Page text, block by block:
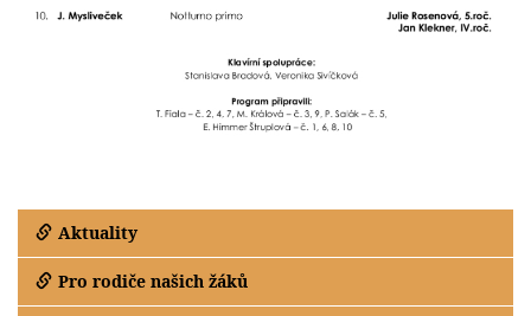
Aktuality
Pro rodiče našich žáků